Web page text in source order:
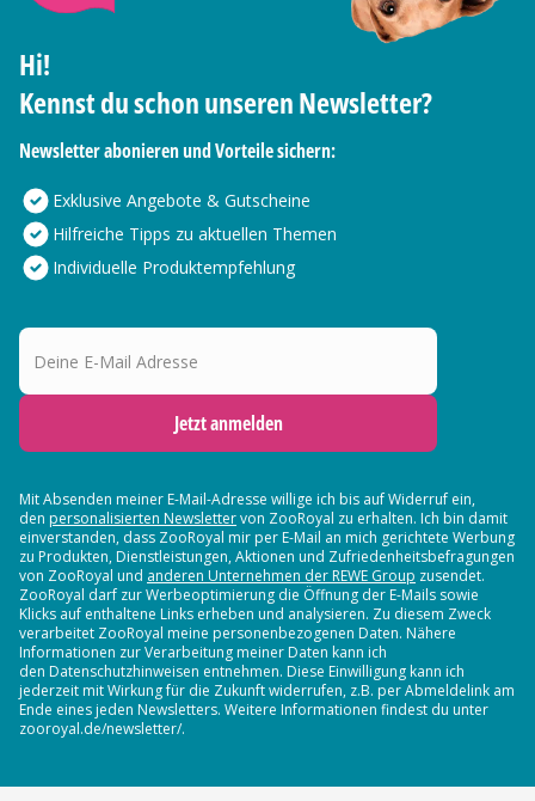
Hi!
Kennst du schon unseren Newsletter?
Newsletter abonieren und Vorteile sichern:
Exklusive Angebote & Gutscheine
Hilfreiche Tipps zu aktuellen Themen
Individuelle Produktempfehlung
Deine E-Mail Adresse
Jetzt anmelden
Mit Absenden meiner E-Mail-Adresse willige ich bis auf Widerruf ein,
den personalisierten Newslettervon ZooRoyal zu erhalten. Ich bin damit
einverstanden, dass ZooRoyal mir per E-Mail an mich gerichtete Werbung
zu Produkten, Dienstleistungen, Aktionen und Zufriedenheitsbefragungen
von ZooRoyal und anderen Unternehmen der REWE Group zusendet.
ZooRoyal darf zur Werbeoptimierung die Öffnung der E-Mails sowie
Klicks auf enthaltene Links erheben und analysieren. Zu diesem Zweck
verarbeitet ZooRoyal meine personenbezogenen Daten. Nähere
Informationen zur Verarbeitung meiner Daten kann ich
den Datenschutzhinweisen entnehmen. Diese Einwilligung kann ich
jederzeit mit Wirkung für die Zukunft widerrufen, z.B. per Abmeldelink am
Ende eines jeden Newsletters. Weitere Informationen findest du unter
zooroyal.de/newsletter/.